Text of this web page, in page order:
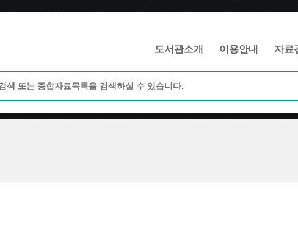
도서관소개 이용안내 자료